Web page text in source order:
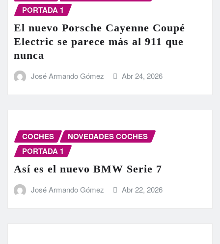
PORTADA 1
El nuevo Porsche Cayenne Coupé
Electric se parece más al 911 que
nunca
José Armando Gómez Abr 24, 2026
COCHES
NOVEDADES COCHES
PORTADA 1
Así es el nuevo BMW Serie 7
José Armando Gómez Abr 22, 2026